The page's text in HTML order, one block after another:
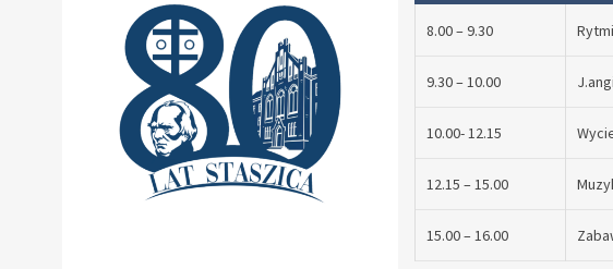
8.00 – 9.30
9.30 – 10.00
10.00- 12.15
12.15 – 15.00
15.00 – 16.00